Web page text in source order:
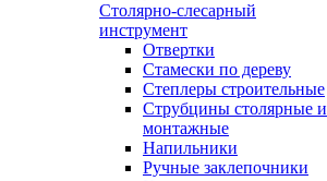
Столярно-слесарный
инструмент
Отвертки
Стамески по дереву
Степлеры строительные
Струбцины столярные и
монтажные
Напильники
Ручные заклепочники